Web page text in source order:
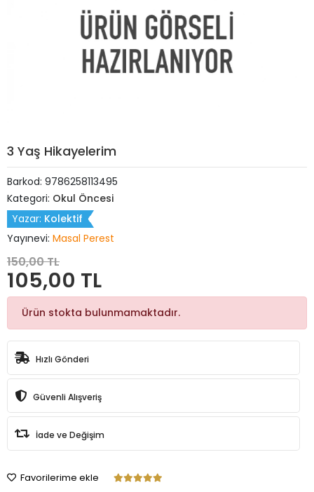
3 Yaş Hikayelerim
Barkod: 9786258113495
Kategori: Okul Öncesi
Yazar: Kolektif
Yayınevi: Masal Perest
150,00 TL
105,00 TL
Ürün stokta bulunmamaktadır.
Hızlı Gönderi
Güvenli Alışveriş
İade ve Değişim
Favorilerime ekle